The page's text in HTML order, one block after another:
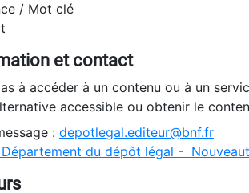
/ Mot clé
et contact
à accéder à un contenu ou à un
accessible ou obtenir le
: depotlegal.editeur@bnf.fr
du dépôt légal -